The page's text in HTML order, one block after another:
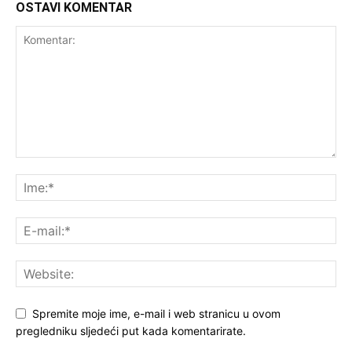
OSTAVI KOMENTAR
Spremite moje ime, e-mail i web stranicu u ovom
pregledniku sljedeći put kada komentarirate.